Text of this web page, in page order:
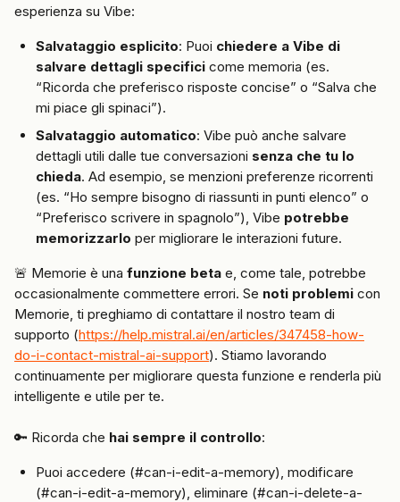
esperienza su Vibe:
Salvataggio esplicito: Puoi chiedere a Vibe di
salvare dettagli specifici come memoria (es.
“Ricorda che preferisco risposte concise” o “Salva che
mi piace gli spinaci”).
Salvataggio automatico: Vibe può anche salvare
dettagli utili dalle tue conversazioni senza che tu lo
chieda. Ad esempio, se menzioni preferenze ricorrenti
(es. “Ho sempre bisogno di riassunti in punti elenco” o
“Preferisco scrivere in spagnolo”), Vibe potrebbe
memorizzarlo per migliorare le interazioni future.
🚨 Memorie è una funzione beta e, come tale, potrebbe
occasionalmente commettere errori. Se noti problemi con
Memorie, ti preghiamo di contattare il nostro team di
supporto (https://help.mistral.ai/en/articles/347458-how-
do-i-contact-mistral-ai-support). Stiamo lavorando
continuamente per migliorare questa funzione e renderla più
intelligente e utile per te.
🔑 Ricorda che hai sempre il controllo:
Puoi accedere (#can-i-edit-a-memory), modificare
(#can-i-edit-a-memory), eliminare (#can-i-delete-a-